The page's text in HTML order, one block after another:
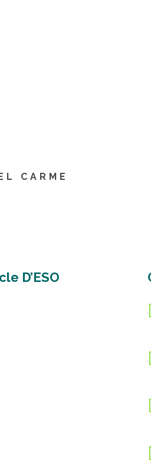
CARME
D’ESO